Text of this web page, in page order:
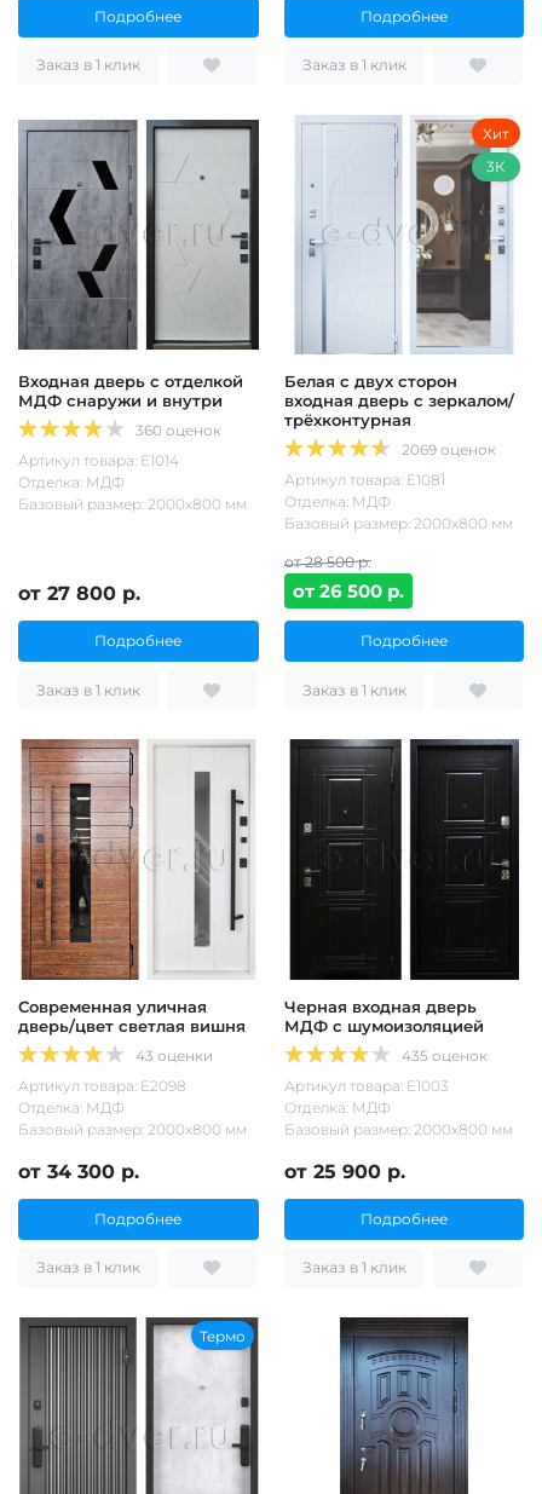
Подробнее
Заказ в 1 клик
Подробнее
Заказ в 1 клик
Входная дверь с отделкой
МДФ снаружи и внутри
360 оценок
Артикул товара: Е1014
Отделка: МДФ
Базовый размер: 2000х800 мм
от 27 800 р.
Подробнее
Заказ в 1 клик
Хит
3К
Белая с двух сторон
входная дверь с зеркалом/
трёхконтурная
2069 оценок
Артикул товара: Е1081
Отделка: МДФ
Базовый размер: 2000х800 мм
от 28 500 р.
от 26 500 р.
Подробнее
Заказ в 1 клик
Современная уличная
дверь/цвет светлая вишня
43 оценки
Артикул товара: Е2098
Отделка: МДФ
Базовый размер: 2000х800 мм
от 34 300 р.
Подробнее
Заказ в 1 клик
Черная входная дверь
МДФ с шумоизоляцией
435 оценок
Артикул товара: Е1003
Отделка: МДФ
Базовый размер: 2000х800 мм
от 25 900 р.
Подробнее
Заказ в 1 клик
Термо